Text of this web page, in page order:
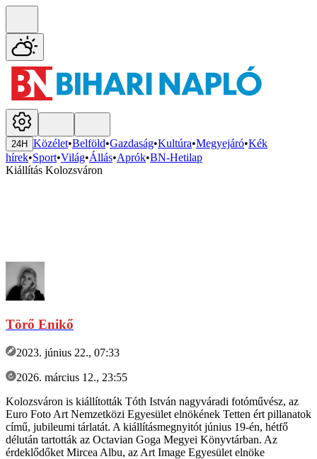
24H Közélet•Belföld•Gazdaság•Kultúra•Megyejáró•Kék
hírek•Sport•Világ•Állás•Aprók•BN-Hetilap
Kiállítás Kolozsváron
Törő Enikő
2023. június 22., 07:33
2026. március 12., 23:55
Kolozsváron is kiállították Tóth István nagyváradi fotóművész, az
Euro Foto Art Nemzetközi Egyesület elnökének Tetten ért pillanatok
című, jubileumi tárlatát. A kiállításmegnyitót június 19-én, hétfő
délután tartották az Octavian Goga Megyei Könyvtárban. Az
érdeklődőket Mircea Albu, az Art Image Egyesület elnöke